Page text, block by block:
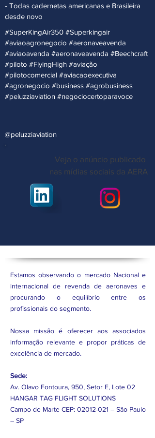
- ⁠Todas cadernetas americanas e Brasileira
desde novo
#SuperKingAir350 #Superkingair
#aviaoagronegocio #aeronaveavenda
#aviaoavenda #aeronaveavenda #Beechcraft
#piloto #FlyingHigh #aviação
#pilotocomercial #aviacaoexecutiva
#agronegocio #business #agrobusiness
#peluzziaviation #negociocertoparavoce
@peluzziaviation
Veja o anúncio publicado
nas mídias sociais da AERA
Estamos observando o mercado Nacional e
internacional de revenda de aeronaves e
procurando o equilíbrio entre os
profissionais do segmento.
Nossa missão é oferecer aos associados
informação relevante e propor práticas de
excelência de mercado.
Sede:
Av. Olavo Fontoura, 950, Setor E, Lote 02
HANGAR TAG FLIGHT SOLUTIONS
Campo de Marte CEP: 02012-021 – São Paulo
– SP